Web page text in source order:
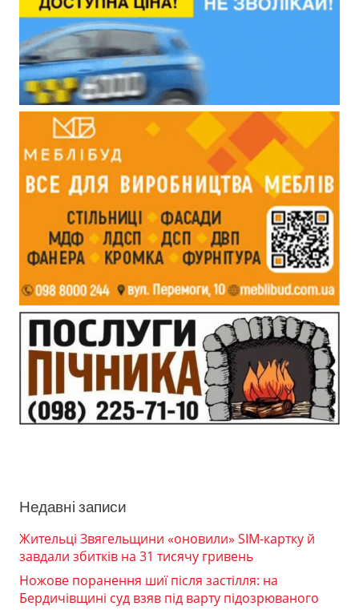
Недавні записи
Жительці Звягельщини «оновили» SIM-картку й
завдали збитків на 31 тисячу гривень
Ножове поранення шиї після застілля: на
Бердичівщині суд взяв під варту підозрюваного